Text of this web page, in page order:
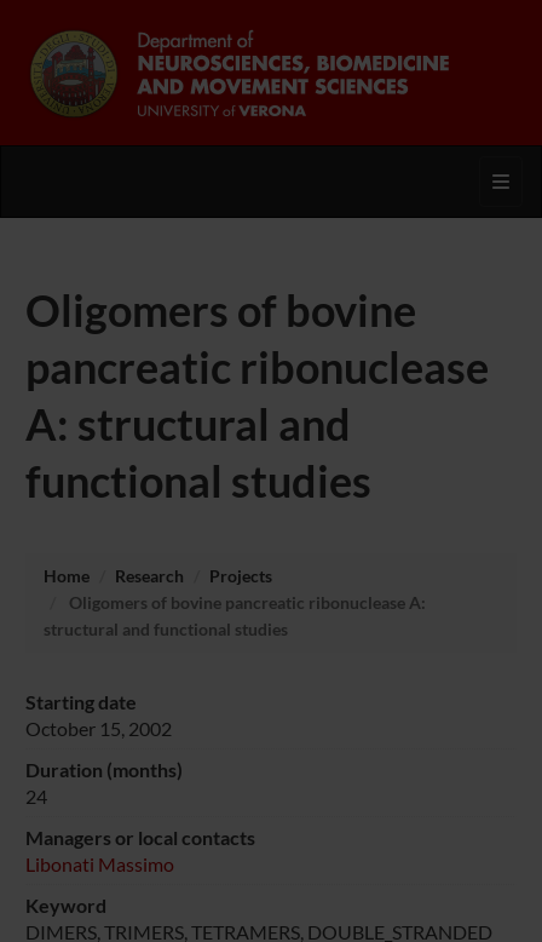
Oligomers of bovine
pancreatic ribonuclease
A: structural and
functional studies
Home Research
Projects
Oligomers of bovine pancreatic ribonuclease A:
structural and functional studies
Starting date
October 15, 2002
Duration (months)
24
Managers or local contacts
Libonati Massimo
Keyword
DIMERS, TRIMERS, TETRAMERS, DOUBLE_STRANDED